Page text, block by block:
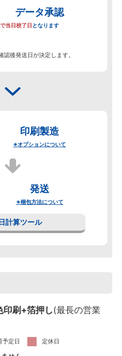
データ承認
当日校了日 となります
認後発送日が決定します。
印刷製造
※オプションについて
発送
※梱包方法について
計算ツール
刷+箔押し(最長の営業
予定日 定休日